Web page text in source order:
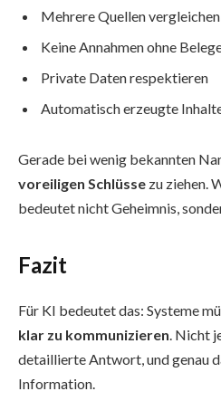
Mehrere Quellen vergleichen
Keine Annahmen ohne
Private Daten respektieren
Automatisch erzeugte
Gerade bei wenig bekannten
voreiligen Schlüsse zu ziehen.
bedeutet nicht Geheimnis,
Fazit
Für KI bedeutet das: Systeme
klar zu kommunizieren. Nicht
detaillierte Antwort, und genau
Information.